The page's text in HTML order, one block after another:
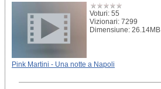
Voturi: 55
Vizionari: 7299
Dimensiune: 26.14MB
Pink Martini - Una notte a Napoli